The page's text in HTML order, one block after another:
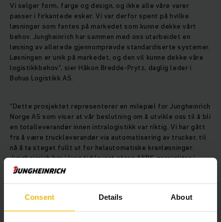
Consent Details About
Vi selger form, farge og design, og ikke alle våre varer
passer i firkantede esker. Vi var derfor spent på hvilke
løsninger som fantes på markedet som kunne dekke vårt
behov. Jungheinrich har sammen med oss utarbeidet en
løsning av allerede gjennomprøvde standardiserte systemer.
Løsningen er unik på markedet, og den vil kunne dekke våre
logistikkbehov", sier Håkon Bredde-Prytz, daglig leder i
Bohus Logistikk AS.
"Dette prosjektet representerer en milepæl for Jungheinrich
Norge AS som viser at vår beslutning om å utvikle oss til å bli
en totalleverandør innen intralogistikk var riktig. Vi har gått
fra å være truckleverandør via automatisering av trucker, til
nå å ta steget fullt ut for helautomatiske kranløsninger.
Jungheinrich har i lang tid levert store ASRS-prosjekter i
Europa. ASRS-prosjektet som vi nå har utviklet sammen med